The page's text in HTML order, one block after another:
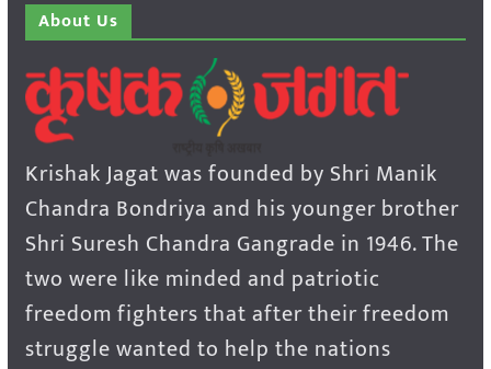
About Us
Krishak Jagat was founded by Shri Manik
Chandra Bondriya and his younger brother
Shri Suresh Chandra Gangrade in 1946. The
two were like minded and patriotic
freedom fighters that after their freedom
struggle wanted to help the nations